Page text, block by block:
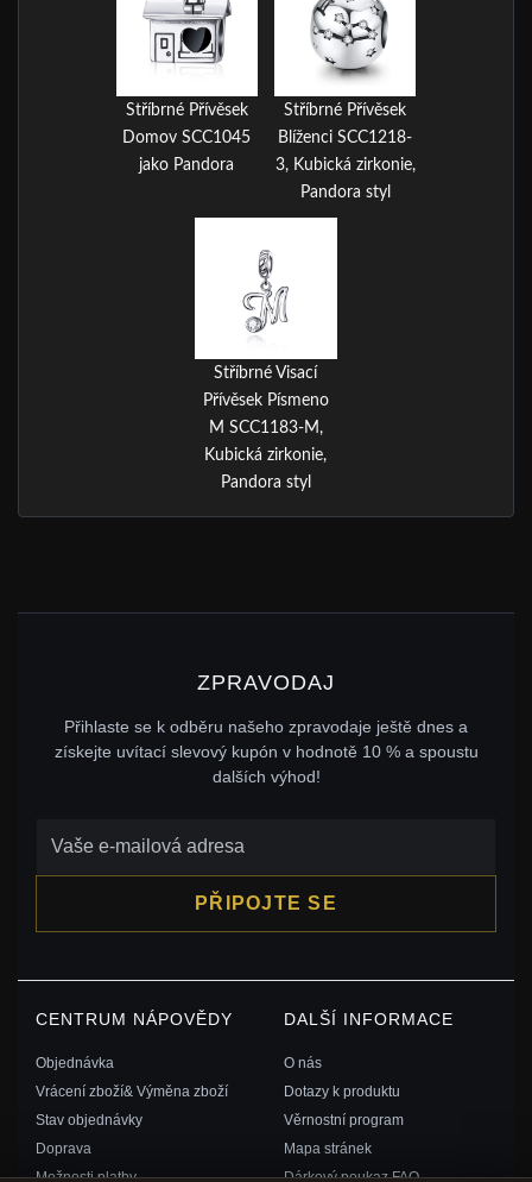
Stříbrné Přívěsek
Domov SCC1045
jako Pandora
Stříbrné Přívěsek
Blíženci SCC1218-
3, Kubická zirkonie,
Pandora styl
Stříbrné Visací
Přívěsek Písmeno
M SCC1183-M,
Kubická zirkonie,
Pandora styl
ZPRAVODAJ
Přihlaste se k odběru našeho zpravodaje ještě dnes a
získejte uvítací slevový kupón v hodnotě 10 % a spoustu
dalších výhod!
PŘIPOJTE SE
CENTRUM NÁPOVĚDY
Objednávka
Vrácení zboží& Výměna zboží
Stav objednávky
Doprava
Možnosti platby
DALŠÍ INFORMACE
O nás
Dotazy k produktu
Věrnostní program
Mapa stránek
Dárkový poukaz FAQ